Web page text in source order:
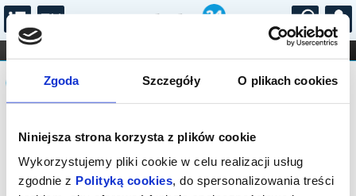
Zgoda Szczegóły O plikach cookies
Niniejsza strona korzysta z plików cookie
Wykorzystujemy pliki cookie w celu realizacji usług
zgodnie z Polityką cookies, do spersonalizowania treści
...
FILHARMONIA OPERA I BALET
STAND-UP
DLA DZIECI
Komunikat
Sprzedaż biletów on-line na wydarzenie
została zakończona.